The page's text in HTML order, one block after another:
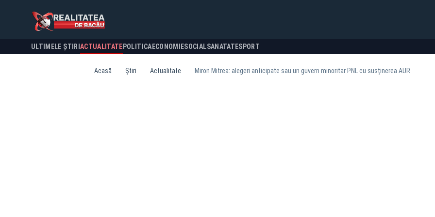
ULTIMELE ȘTIRI ACTUALITATE POLITICA ECONOMIESOCIALSANATATESPORT
Acasă Știri Actualitate Miron Mitrea: alegeri anticipate sau un guvern minoritar PNL cu susținerea AUR